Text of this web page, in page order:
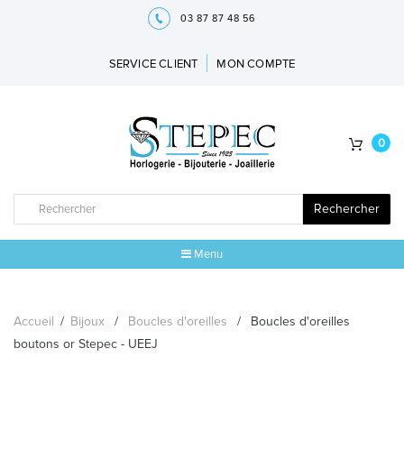
03 87 87 48 56
SERVICE CLIENT MON COMPTE
Rechercher
0
Menu
Accueil / Bijoux / Boucles d'oreilles /
Boucles d'oreilles
boutons or Stepec - UEEJ